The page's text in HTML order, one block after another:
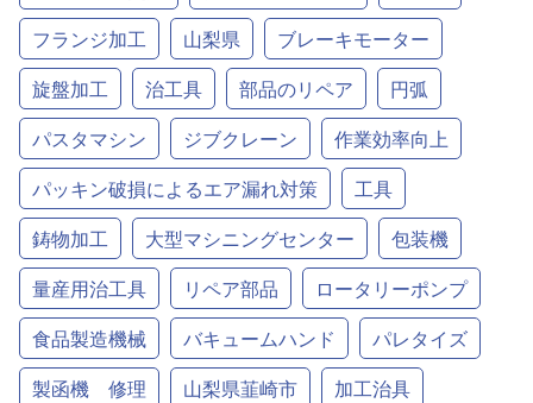
フランジ加工
山梨県
ブレーキモーター
旋盤加工
治工具 部品のリペア
円弧
パスタマシン
ジブクレーン
作業効率向上
パッキン破損によるエア漏れ対策
工具
鋳物加工
大型マシニングセンター
包装機
量産用治工具
リペア部品
ロータリーポンプ
食品製造機械
バキュームハンド
パレタイズ
製函機 修理
山梨県韮崎市
加工治具